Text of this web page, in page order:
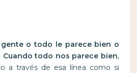
gente o todo le parece bien o
Cuando todo nos parece bien,
a través de esa línea como si